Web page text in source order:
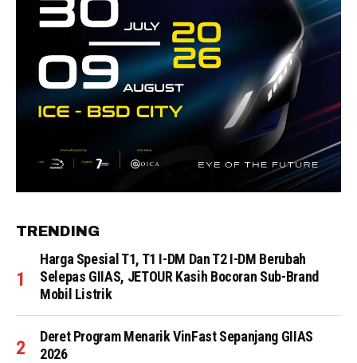
TRENDING
Harga Spesial T1, T1 I-DM Dan T2 I-DM Berubah
Selepas GIIAS, JETOUR Kasih Bocoran Sub-Brand
Mobil Listrik
Deret Program Menarik VinFast Sepanjang GIIAS
2026